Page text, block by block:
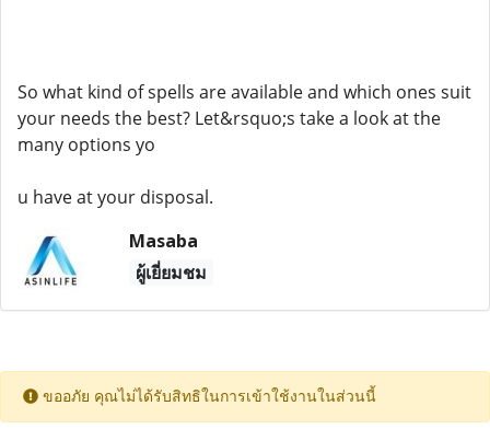
So what kind of spells are available and which ones suit
your needs the best? Let&rsquo;s take a look at the
many options yo
u have at your disposal.
Masaba
ผู้เยี่ยมชม
ขออภัย คุณไม่ได้รับสิทธิในการเข้าใช้งานในส่วนนี้